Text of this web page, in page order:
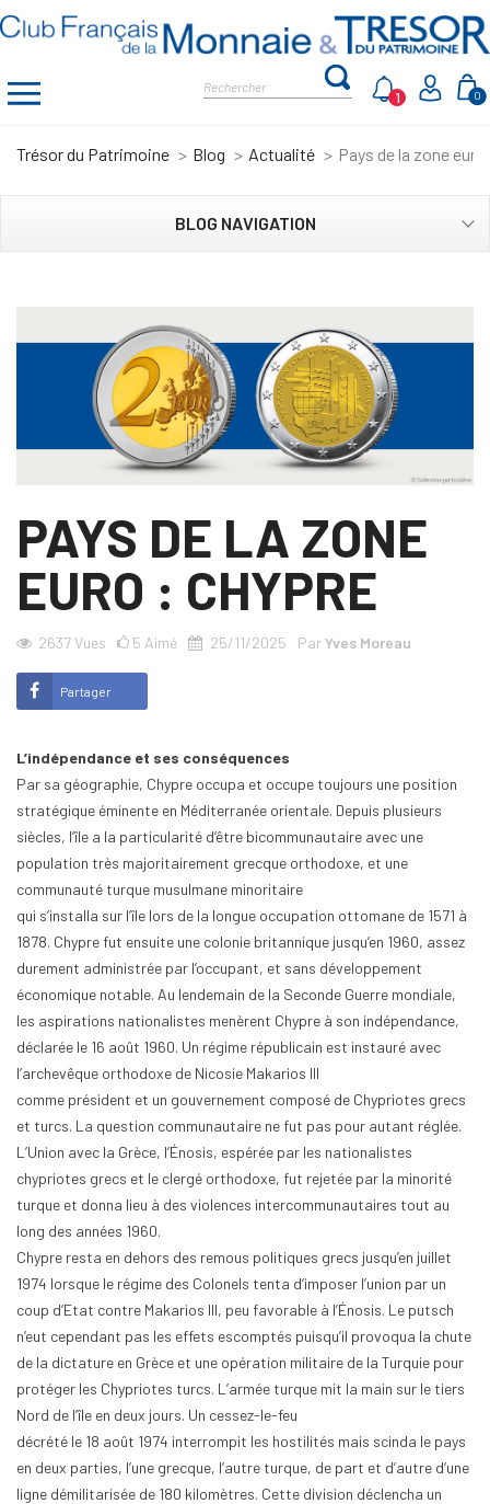
0
1
Trésor du Patrimoine Blog Actualité Pays de la zone
BLOG NAVIGATION
PAYS DE LA ZONE
EURO : CHYPRE
2637Vues 5 Aimé 25/11/2025 ParYves Moreau
Partager
L’indépendance et ses conséquences
Par sa géographie, Chypre occupa et occupe toujours une position
stratégique éminente en Méditerranée orientale. Depuis plusieurs
siècles, l’île a la particularité d’être bicommunautaire avec une
population très majoritairement grecque orthodoxe, et une
communauté turque musulmane minoritaire
qui s’installa sur l’île lors de la longue occupation ottomane de 1571 à
1878. Chypre fut ensuite une colonie britannique jusqu’en 1960, assez
durement administrée par l’occupant, et sans développement
économique notable. Au lendemain de la Seconde Guerre mondiale,
les aspirations nationalistes menèrent Chypre à son indépendance,
déclarée le 16 août 1960. Un régime républicain est instauré avec
l’archevêque orthodoxe de Nicosie Makarios III
comme président et un gouvernement composé de Chypriotes grecs
et turcs. La question communautaire ne fut pas pour autant réglée.
L’Union avec la Grèce, l’Énosis, espérée par les nationalistes
chypriotes grecs et le clergé orthodoxe, fut rejetée par la minorité
turque et donna lieu à des violences intercommunautaires tout au
long des années 1960.
Chypre resta en dehors des remous politiques grecs jusqu’en juillet
1974 lorsque le régime des Colonels tenta d’imposer l’union par un
coup d’Etat contre Makarios III, peu favorable à l’Énosis. Le putsch
n’eut cependant pas les effets escomptés puisqu’il provoqua la chute
de la dictature en Grèce et une opération militaire de la Turquie pour
protéger les Chypriotes turcs. L’armée turque mit la main sur le tiers
Nord de l’île en deux jours. Un cessez-le-feu
décrété le 18 août 1974 interrompit les hostilités mais scinda le pays
en deux parties, l’une grecque, l’autre turque, de part et d’autre d’une
ligne démilitarisée de 180 kilomètres. Cette division déclencha un